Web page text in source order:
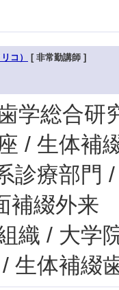
コ） [ 非常勤講師 ]
学総合研
/ 生体補
診療部門
補綴外来
織 / 大学
生体補綴